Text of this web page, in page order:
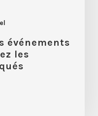
événements
les